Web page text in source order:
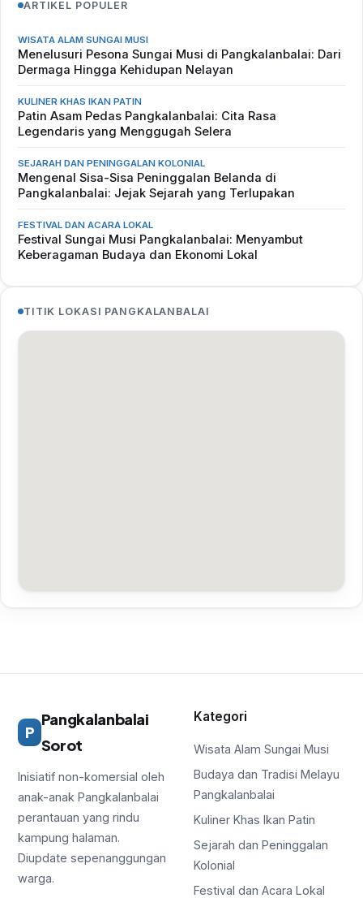
ARTIKEL POPULER
WISATA ALAM SUNGAI MUSI
Menelusuri Pesona Sungai Musi di Pangkalanbalai: Dari
Dermaga Hingga Kehidupan Nelayan
KULINER KHAS IKAN PATIN
Patin Asam Pedas Pangkalanbalai: Cita Rasa
Legendaris yang Menggugah Selera
SEJARAH DAN PENINGGALAN KOLONIAL
Mengenal Sisa-Sisa Peninggalan Belanda di
Pangkalanbalai: Jejak Sejarah yang Terlupakan
FESTIVAL DAN ACARA LOKAL
Festival Sungai Musi Pangkalanbalai: Menyambut
Keberagaman Budaya dan Ekonomi Lokal
TITIK LOKASI PANGKALANBALAI
P
Pangkalanbalai
Sorot
Inisiatif non-komersial oleh
anak-anak Pangkalanbalai
perantauan yang rindu
kampung halaman.
Diupdate sepenanggungan
warga.
Kategori
Wisata Alam Sungai Musi
Budaya dan Tradisi Melayu
Pangkalanbalai
Kuliner Khas Ikan Patin
Sejarah dan Peninggalan
Kolonial
Festival dan Acara Lokal